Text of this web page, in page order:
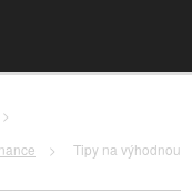
>
>
Tipy na výhodnou